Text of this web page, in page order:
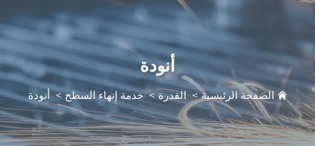
أنودة
الرئيسية>القدرة>خدمة إنهاء السطح>أنودة